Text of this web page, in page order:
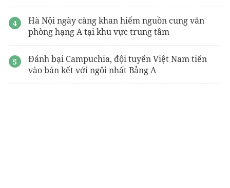
Hà Nội ngày càng khan hiếm nguồn cung văn
phòng hạng A tại khu vực trung tâm
Đánh bại Campuchia, đội tuyển Việt Nam tiến
vào bán kết với ngôi nhất Bảng A